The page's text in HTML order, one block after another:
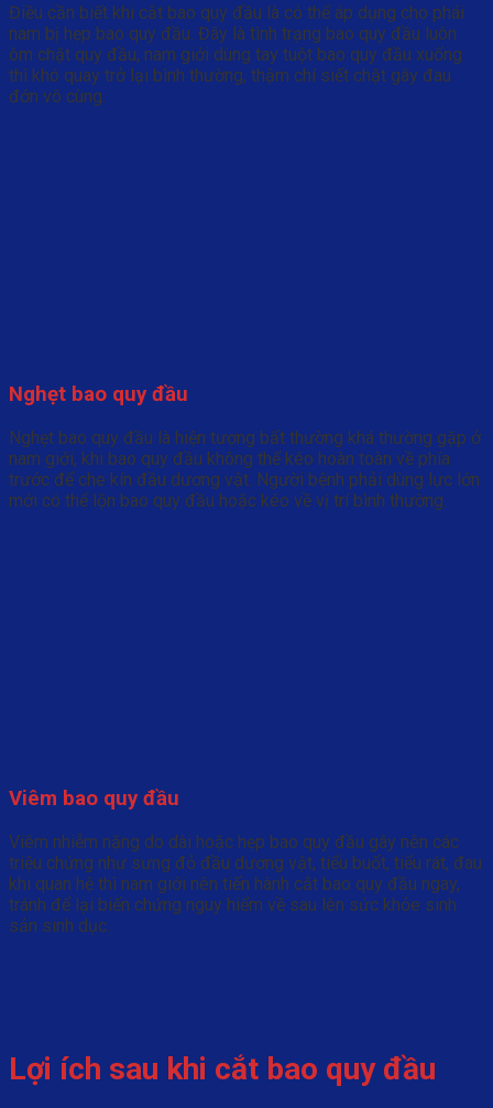
Điều cần biết khi cắt bao quy đầu là có thể áp dụng cho phái
nam bị hẹp bao quy đầu. Đây là tình trạng bao quy đầu luôn
ôm chặt quy đầu, nam giới dùng tay tuột bao quy đầu xuống
thì khó quay trở lại bình thường, thậm chí siết chặt gây đau
đớn vô cùng.
Nghẹt bao quy đầu
Nghẹt bao quy đầu là hiện tượng bất thường khá thường gặp ở
nam giới, khi bao quy đầu không thể kéo hoàn toàn về phía
trước để che kín đầu dương vật. Người bệnh phải dùng lực lớn
mới có thể lộn bao quy đầu hoặc kéo về vị trí bình thường.
Viêm bao quy đầu
Viêm nhiễm nặng do dài hoặc hẹp bao quy đầu gây nên các
triệu chứng như sưng đỏ đầu dương vật, tiểu buốt, tiểu rát, đau
khi quan hệ thì nam giới nên tiến hành cắt bao quy đầu ngay,
tránh để lại biến chứng nguy hiểm về sau lên sức khỏe sinh
sản sinh dục.
Lợi ích sau khi cắt bao quy đầu